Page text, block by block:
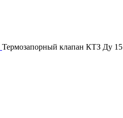
Термозапорный клапан КТЗ Ду 15